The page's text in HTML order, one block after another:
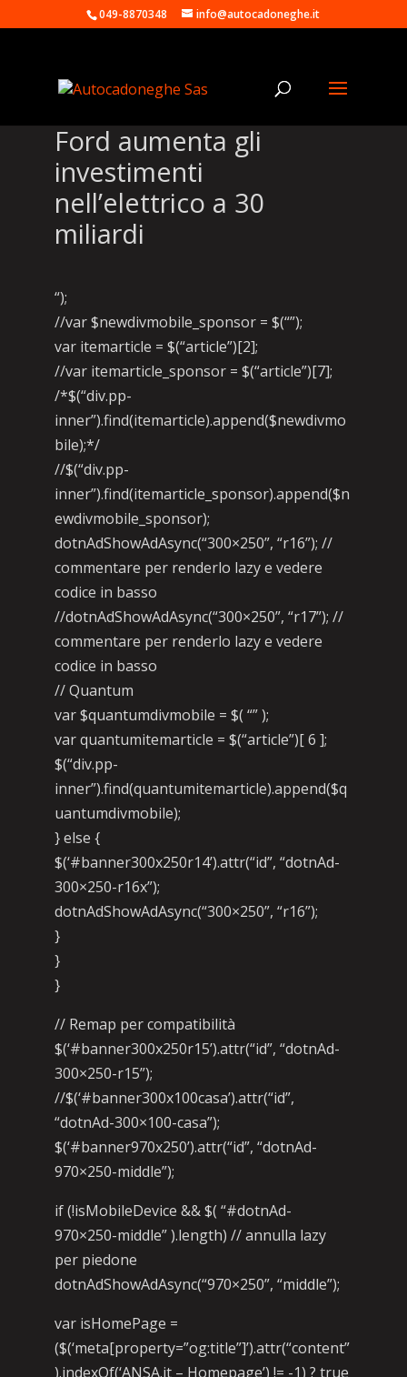
049-8870348 info@autocadoneghe.it
Ford aumenta gli
investimenti
nell’elettrico a 30
miliardi
“);
//var $newdivmobile_sponsor = $(“”);
var itemarticle = $(“article”)[2];
//var itemarticle_sponsor = $(“article”)[7];
/*$(“div.pp-
inner”).find(itemarticle).append($newdivmo
bile);*/
//$(“div.pp-
inner”).find(itemarticle_sponsor).append($n
ewdivmobile_sponsor);
dotnAdShowAdAsync(“300×250”, “r16”); //
commentare per renderlo lazy e vedere
codice in basso
//dotnAdShowAdAsync(“300×250”, “r17”); //
commentare per renderlo lazy e vedere
codice in basso
// Quantum
var $quantumdivmobile = $( “” );
var quantumitemarticle = $(“article”)[ 6 ];
$(“div.pp-
inner”).find(quantumitemarticle).append($q
uantumdivmobile);
} else {
$(‘#banner300x250r14’).attr(“id”, “dotnAd-
300×250-r16x”);
dotnAdShowAdAsync(“300×250”, “r16”);
}
}
}
// Remap per compatibilità
$(‘#banner300x250r15’).attr(“id”, “dotnAd-
300×250-r15”);
//$(‘#banner300x100casa’).attr(“id”,
“dotnAd-300×100-casa”);
$(‘#banner970x250’).attr(“id”, “dotnAd-
970×250-middle”);
if (!isMobileDevice && $( “#dotnAd-
970×250-middle” ).length) // annulla lazy
per piedone
dotnAdShowAdAsync(“970×250”, “middle”);
var isHomePage =
($(‘meta[property=”og:title”]’).attr(“content”
).indexOf(‘ANSA.it – Homepage’) != -1) ? true